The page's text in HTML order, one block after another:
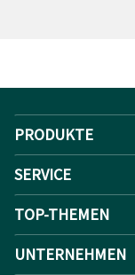
PRODUKTE
SERVICE
TOP-THEMEN
UNTERNEHMEN